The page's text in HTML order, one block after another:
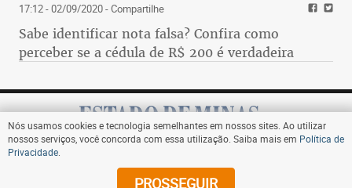
17:12 - 02/09/2020- Compartilhe
Sabe identificar nota falsa? Confira como
perceber se a cédula de R$ 200 é verdadeira
Assine
Nós usamos cookies e tecnologia semelhantes em nossos sites. Ao utilizar
nossos serviços, você concorda com essa utilização. Saiba mais em Política de
Privacidade
PROSSEGUIR